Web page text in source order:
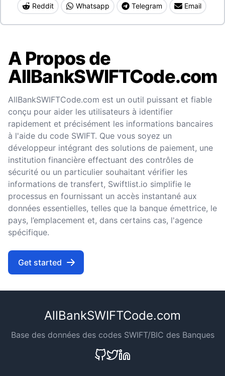
Reddit Whatsapp Telegram Email
A Propos de
AllBankSWIFTCode.com
AllBankSWIFTCode.com est un outil puissant et fiable
conçu pour aider les utilisateurs à identifier
rapidement et précisément les informations bancaires
à l'aide du code SWIFT. Que vous soyez un
développeur intégrant des solutions de paiement, une
institution financière effectuant des contrôles de
sécurité ou un particulier souhaitant vérifier les
informations de transfert, Swiftlist.io simplifie le
processus en fournissant un accès instantané aux
données essentielles, telles que la banque émettrice, le
pays, l’emplacement et, dans certains cas, l'agence
spécifique.
Get started
AllBankSWIFTCode.com
Base des données des codes SWIFT/BIC des Banques